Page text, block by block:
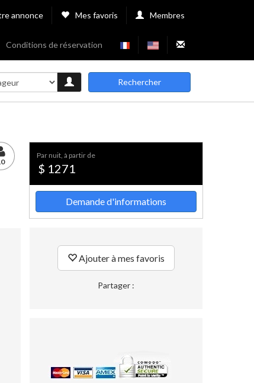
annonce Mes favoris Membres
Conditions de réservation
Rechercher
par nuit, à partir de
$ 1271
Demande d'informations
Ajouter à mes favoris
Partager :